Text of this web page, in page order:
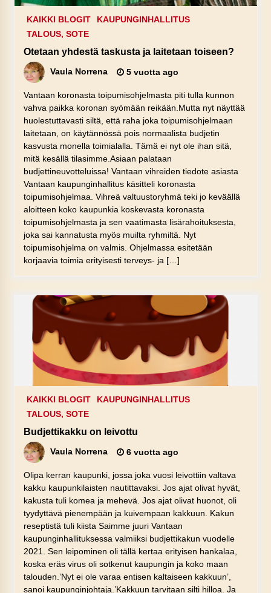
KAIKKI BLOGIT
KAUPUNGINHALLITUS
TALOUS, SOTE
Otetaan yhdestä taskusta ja laitetaan toiseen?
Vaula Norrena 5 vuotta ago
Vantaan koronasta toipumisohjelmasta piti tulla kunnon
vahva paikka koronan syömään reikään.Mutta nyt näyttää
huolestuttavasti siltä, että raha joka toipumisohjelmaan
laitetaan, on käytännössä pois normaalista budjetin
kasvusta monella toimialalla. Tämä ei nyt ole ihan sitä,
mitä kesällä tilasimme.Asiaan palataan
budjettineuvotteluissa! Vantaan vihreiden tiedote asiasta
Vantaan kaupunginhallitus käsitteli koronasta
toipumisohjelmaa. Vihreä valtuustoryhmä teki jo keväällä
aloitteen koko kaupunkia koskevasta koronasta
toipumisohjelmasta ja sen vaatimasta lisärahoituksesta,
joka sai kannatusta myös muilta ryhmiltä. Nyt
toipumisohjelma on valmis. Ohjelmassa esitetään
korjaavia toimia erityisesti terveys- ja […]
KAIKKI BLOGIT
KAUPUNGINHALLITUS
TALOUS, SOTE
Budjettikakku on leivottu
Vaula Norrena 6 vuotta ago
Olipa kerran kaupunki, jossa joka vuosi leivottiin valtava
kakku kaupunkilaisten nautittavaksi. Jos ajat olivat hyvät,
kakusta tuli komea ja mehevä. Jos ajat olivat huonot, oli
tyydyttävä pienempään ja kuivempaan kakkuun. Kakun
reseptistä tuli kiista Saimme juuri Vantaan
kaupunginhallituksessa valmiiksi budjettikakun vuodelle
2021. Sen leipominen oli tällä kertaa erityisen hankalaa,
koska eräs virus oli sotkenut kaupungin ja koko maan
talouden.’Nyt ei ole varaa entisen kaltaiseen kakkuun’,
sanoi kaupunginjohtaja.’Kakkuun tarvitaan silti hilloa. Ja